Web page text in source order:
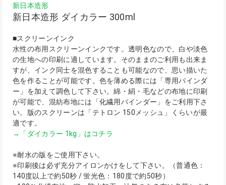
新日本造形
新日本造形 ダイカラー 300ml
■スクリーンインク
水性の布用スクリーンインクです。透明色なので、白や淡色
の生地への印刷に適しています。そのままのご利用も出来ま
すが、インク同士を混色することも可能なので、思い描いた
色を作ることが可能です。色を薄める際には「専用バインダ
ー」を加えて調色して下さい。綿・絹・毛などの布地に印刷
が可能で、混紡布地には「化繊用バインダー」をご利用下さ
い。版のスクリーンは「テトロン 150メッシュ」くらいが最
適です。
→「ダイカラー 1kg」はコチラ
※耐水の版をご使用下さい。
※印刷後は必ず充分アイロンかけをして下さい。（普通色：
140度以上で約50秒 / 蛍光色：180度で約50秒）